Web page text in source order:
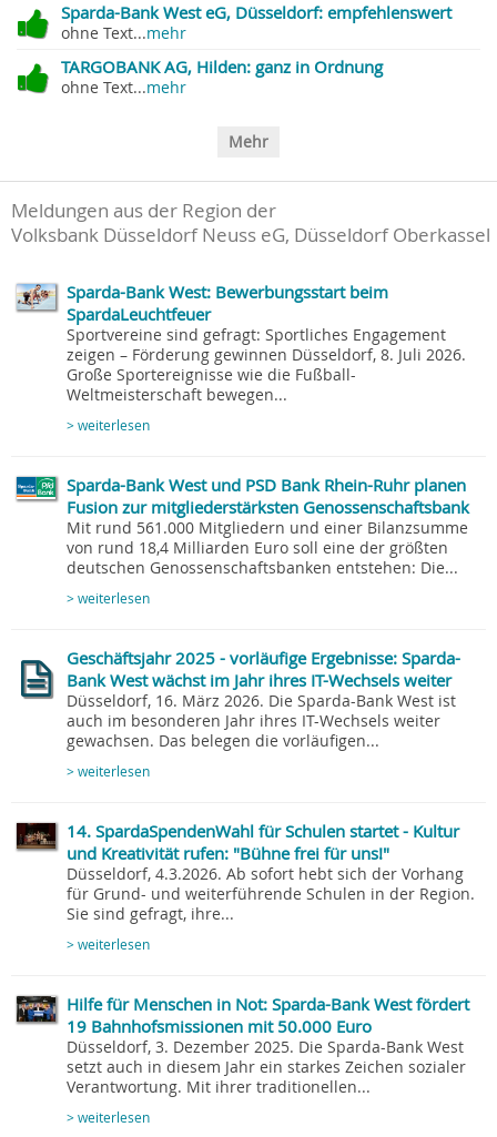
Sparda-Bank West eG, Düsseldorf: empfehlenswert
ohne Text...mehr
TARGOBANK AG, Hilden: ganz in Ordnung
ohne Text...mehr
Mehr
Meldungen aus der Region der
Volksbank Düsseldorf Neuss eG, Düsseldorf Oberkassel
Sparda-Bank West: Bewerbungsstart beim
SpardaLeuchtfeuer
Sportvereine sind gefragt: Sportliches Engagement
zeigen – Förderung gewinnen Düsseldorf, 8. Juli 2026.
Große Sportereignisse wie die Fußball-
Weltmeisterschaft bewegen...
> weiterlesen
Sparda-Bank West und PSD Bank Rhein-Ruhr planen
Fusion zur mitgliederstärksten Genossenschaftsbank
Mit rund 561.000 Mitgliedern und einer Bilanzsumme
von rund 18,4 Milliarden Euro soll eine der größten
deutschen Genossenschaftsbanken entstehen: Die...
> weiterlesen
Geschäftsjahr 2025 - vorläufige Ergebnisse: Sparda-
Bank West wächst im Jahr ihres IT-Wechsels weiter
Düsseldorf, 16. März 2026. Die Sparda-Bank West ist
auch im besonderen Jahr ihres IT-Wechsels weiter
gewachsen. Das belegen die vorläufigen...
> weiterlesen
14. SpardaSpendenWahl für Schulen startet - Kultur
und Kreativität rufen: "Bühne frei für uns!"
Düsseldorf, 4.3.2026. Ab sofort hebt sich der Vorhang
für Grund- und weiterführende Schulen in der Region.
Sie sind gefragt, ihre...
> weiterlesen
Hilfe für Menschen in Not: Sparda-Bank West fördert
19 Bahnhofsmissionen mit 50.000 Euro
Düsseldorf, 3. Dezember 2025. Die Sparda-Bank West
setzt auch in diesem Jahr ein starkes Zeichen sozialer
Verantwortung. Mit ihrer traditionellen...
> weiterlesen